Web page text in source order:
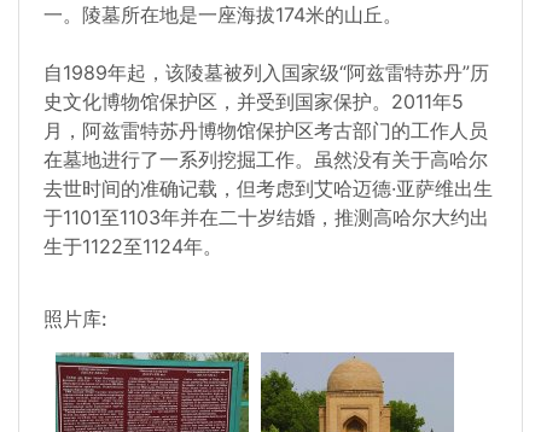
一。陵墓所在地是一座海拔174米的山丘。
自1989年起，该陵墓被列入国家级“阿兹雷特苏丹”历
史文化博物馆保护区，并受到国家保护。2011年5
月，阿兹雷特苏丹博物馆保护区考古部门的工作人员
在墓地进行了一系列挖掘工作。虽然没有关于高哈尔
去世时间的准确记载，但考虑到艾哈迈德·亚萨维出生
于1101至1103年并在二十岁结婚，推测高哈尔大约出
生于1122至1124年。
照片库: